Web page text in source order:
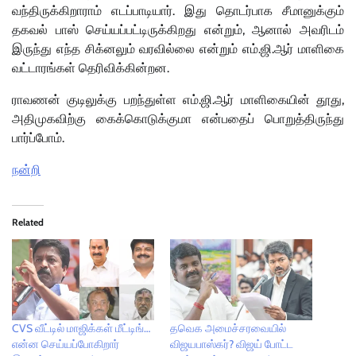
வந்திருக்கிறாராம் எடப்பாடியார். இது தொடர்பாக சீமானுக்கும்
தகவல் பாஸ் செய்யப்பட்டிருக்கிறது என்றும், ஆனால் அவரிடம்
இருந்து எந்த சிக்னலும் வரவில்லை என்றும் எம்.ஜி.ஆர் மாளிகை
வட்டாரங்கள் தெரிவிக்கின்றன.
ராவணன் குடிலுக்கு பறந்துள்ள எம்.ஜி.ஆர் மாளிகையின் தூது,
அதிமுகவிற்கு கைக்கொடுக்குமா என்பதைப் பொறுத்திருந்து
பார்ப்போம்.
நன்றி
Related
CVS வீட்டில் மாஜிக்கள் மீட்டிங்…
என்ன செய்யப்போகிறார்
தவெக அமைச்சரவையில்
விஜயபாஸ்கர்? விஜய் போட்ட